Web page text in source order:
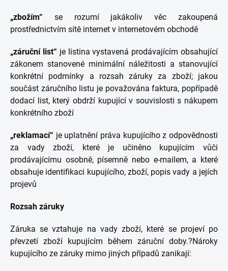
„zbožím“ se rozumí jakákoliv věc zakoupená
prostřednictvím sítě internet v internetovém obchodě
„záruční list“ je listina vystavená prodávajícím obsahující
zákonem stanovené minimální náležitosti a stanovující
konkrétní podmínky a rozsah záruky za zboží; jakou
součást záručního listu je považována faktura, popřípadě
dodací list, který obdrží kupující v souvislosti s nákupem
konkrétního zboží
„reklamací“ je uplatnění práva kupujícího z odpovědnosti
za vady zboží, které je učiněno kupujícím vůči
prodávajícímu osobně, písemně nebo e-mailem, a které
obsahuje identifikaci kupujícího, zboží, popis vady a jejích
projevů
Rozsah záruky
Záruka se vztahuje na vady zboží, které se projeví po
převzetí zboží kupujícím během záruční doby.?Nároky
kupujícího ze záruky mimo jiných případů zanikají: